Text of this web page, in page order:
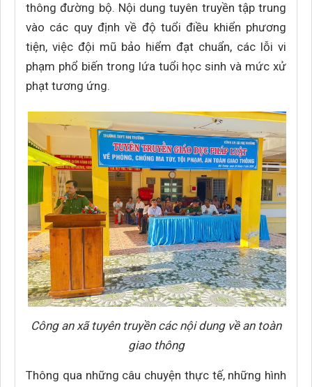
thông đường bộ. Nội dung tuyên truyền tập trung
vào các quy định về độ tuổi điều khiển phương
tiện, việc đội mũ bảo hiểm đạt chuẩn, các lỗi vi
phạm phổ biến trong lứa tuổi học sinh và mức xử
phạt tương ứng.
Công an xã tuyên truyền các nội dung về an toàn
giao thông
Thông qua những câu chuyện thực tế, những hình